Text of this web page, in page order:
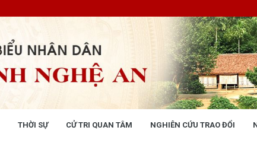
THỜI SỰ CỬ TRI QUAN TÂM NGHIÊN CỨU TRAO ĐỔI